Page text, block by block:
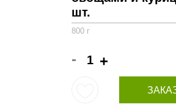
шт.
800 г
- +